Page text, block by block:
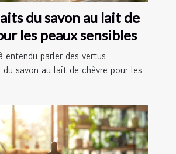
du savon au lait de
les peaux sensibles
entendu parler des vertus
du savon au lait de chèvre pour les